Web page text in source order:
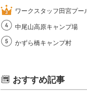
ワークスタッフ田宮プー
中尾山高原キャンプ場
かずら橋キャンプ村
おすすめ記事